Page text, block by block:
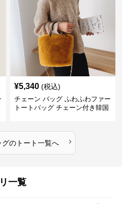
¥5,340 (税込)
チェーン バッグ ふわふわファー
トートバッグ チェーン付き韓国
グのトート一覧へ ›
一覧